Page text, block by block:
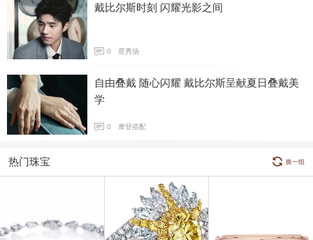
戴比尔斯时刻 闪耀光影之间
0 星秀场
自由叠戴 随心闪耀 戴比尔斯呈献夏日叠戴美
学
0 摩登搭配
热门珠宝 换一组